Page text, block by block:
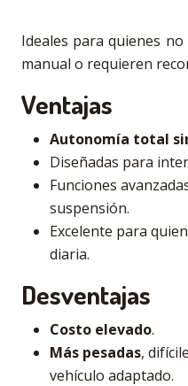
Ideales para quienes
manual o requieren
Ventajas
Autonomía total
Diseñadas para
Funciones
suspensión.
Excelente para
diaria.
Desventajas
Costo elevado.
Más pesadas,
vehículo adaptado.